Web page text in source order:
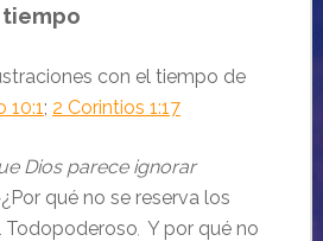
con el tiempo de
10:1 ; 2 Corintios 1:17
Dios parece ignorar
qué no se reserva los
Todopoderoso Y por qué no